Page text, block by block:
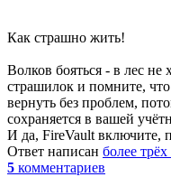
Как страшно жить!
Волков бояться - в лес
страшилок и помните,
вернуть без проблем,
сохраняется в вашей
И да, FireVault включите,
Ответ написан более трёх
5 комментариев